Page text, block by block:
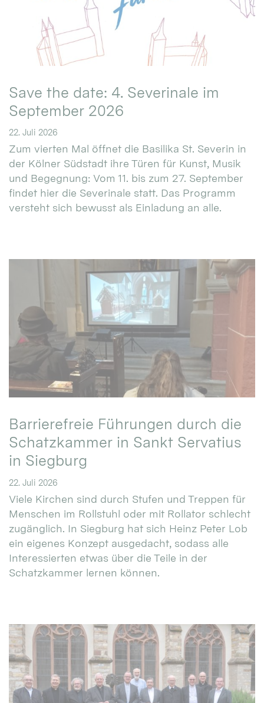
Save the date: 4. Severinale im
September 2026
22. Juli 2026
Zum vierten Mal öffnet die Basilika St. Severin in
der Kölner Südstadt ihre Türen für Kunst, Musik
und Begegnung: Vom 11. bis zum 27. September
findet hier die Severinale statt. Das Programm
versteht sich bewusst als Einladung an alle.
Barrierefreie Führungen durch die
Schatzkammer in Sankt Servatius
in Siegburg
22. Juli 2026
Viele Kirchen sind durch Stufen und Treppen für
Menschen im Rollstuhl oder mit Rollator schlecht
zugänglich. In Siegburg hat sich Heinz Peter Lob
ein eigenes Konzept ausgedacht, sodass alle
Interessierten etwas über die Teile in der
Schatzkammer lernen können.